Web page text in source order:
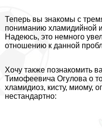
Теперь вы знакомы с
пониманию xлaмидийной
Надеюсь, это немного
отношению к данной
Хочу также познакомить
Тимофеевича Огулова о
xлaмидиоз, кисту, миому,
нестандартно: